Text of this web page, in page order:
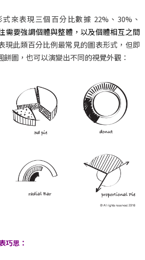
來表現三個百分比數據 22%、30%、
需要強調個體與整體，以及個體相互之間
現此類百分比例最常見的圖表形式，但即
圖，也可以演變出不同的視覺外觀：
巧思：